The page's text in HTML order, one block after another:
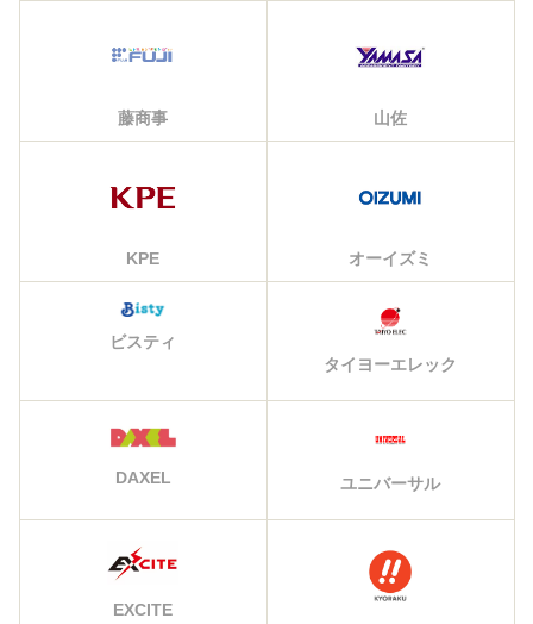
藤商事 山佐
KPE オーイズミ
ビスティ
タイヨーエレック
DAXEL ユニバーサル
EXCITE